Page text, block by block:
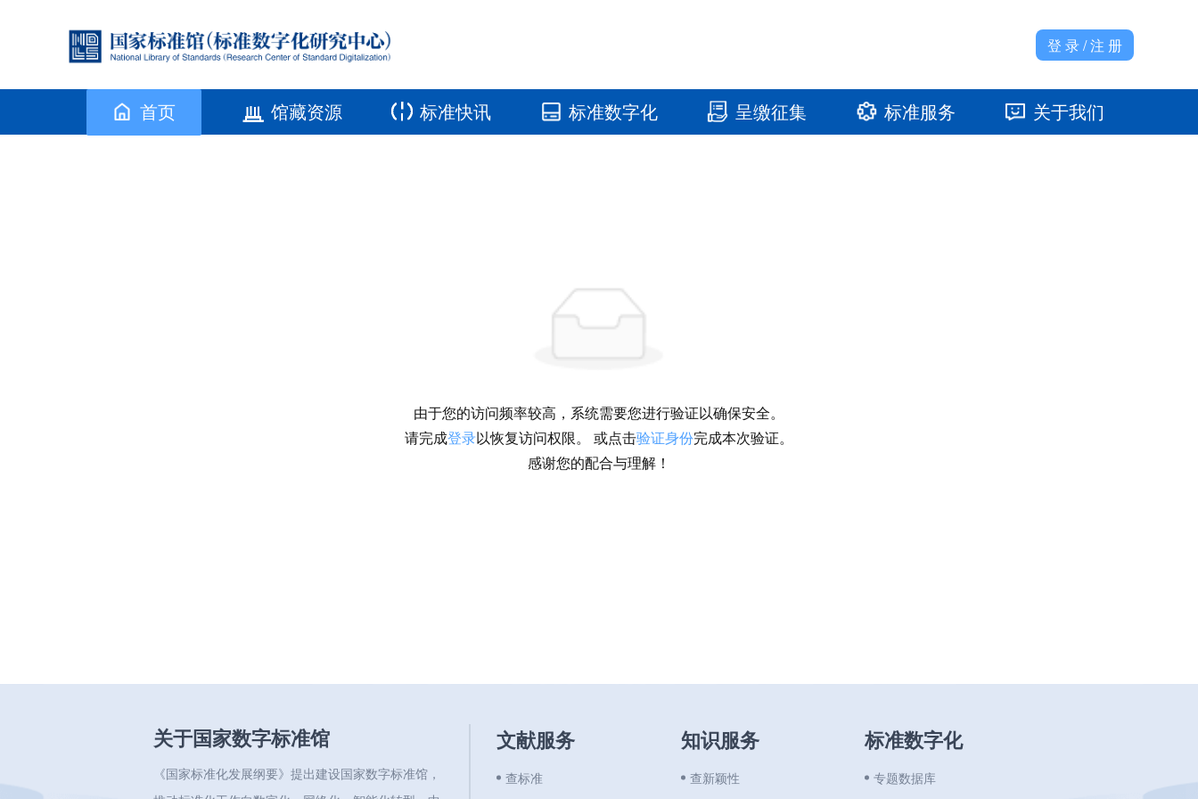
登 录 / 注 册
首页 馆藏资源 标准快讯 标准数字化 呈缴征集 标准服务 关于我们
由于您的访问频率较高，系统需要您进行验证以确保安全。
请完成登录以恢复访问权限。 或点击验证身份完成本次验证。
感谢您的配合与理解！
关于国家数字标准馆
《国家标准化发展纲要》提出建设国家数字标准馆，
文献服务
查标准
知识服务
查新颖性
标准数字化
专题数据库